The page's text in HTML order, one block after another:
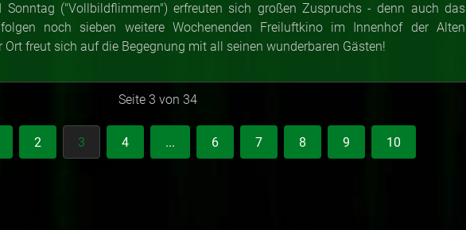
Sonntag ("Vollbildflimmern") erfreuten sich großen Zuspruchs - denn auch das
noch sieben weitere Wochenenden Freiluftkino im Innenhof der Alten
Ort freut sich auf die Begegnung mit all seinen wunderbaren Gästen!
Seite 3 von 34
2 3 4 ... 6 7 8 9 10